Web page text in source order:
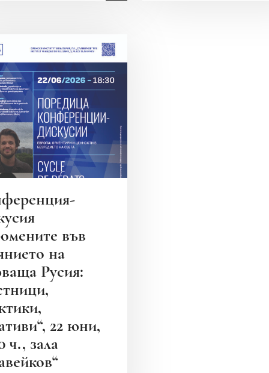
във
на
Русия:
22 юни,
ч., зала